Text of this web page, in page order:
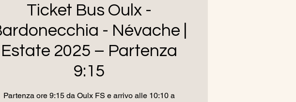
Ticket Bus Oulx -
- Névache |
Estate 2025 – Partenza
9:15
Partenza ore 9:15 da Oulx FS e arrivo alle 10:10 a